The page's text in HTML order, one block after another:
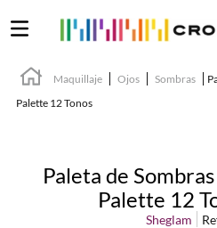
Maquillaje Ojos Sombras
Palette 12 Tonos
Paleta de
Palette 12
Sheglam